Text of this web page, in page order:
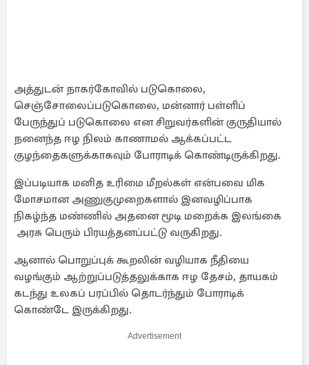
அத்துடன் நாகர்கோவில் படுகொலை,
செஞ்சோலைப்படுகொலை, மன்னார் பள்ளிப்
பேருந்துப் படுகொலை என சிறுவர்களின் குருதியால்
நனைந்த ஈழ நிலம் காணாமல் ஆக்கப்பட்ட
குழந்தைகளுக்காகவும் போராடிக் கொண்டிருக்கிறது.
இப்படியாக மனித உரிமை மீறல்கள் என்பவை மிக
மோசமான அணுகுமுறைகளால் இனவழிப்பாக
நிகழ்ந்த மண்ணில் அதனை மூடி மறைக்க இலங்கை
அரசு பெரும் பிரயத்தனப்பட்டு வருகிறது.
ஆனால் பொறுப்புக் கூறலின் வழியாக நீதியை
வழங்கும் ஆற்றுப்படுத்தலுக்காக ஈழ தேசம், தாயகம்
கடந்து உலகப் பரப்பில் தொடர்ந்தும் போராடிக்
கொண்டே இருக்கிறது.
Advertisement